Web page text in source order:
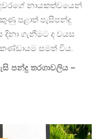
නායකත්වයෙන්
පළාත් පැසිපන්දු
දිනා ගැනීමට ද වයස
කණ්ඩායම සමත් විය.
පන්දු තරගාවලිය –